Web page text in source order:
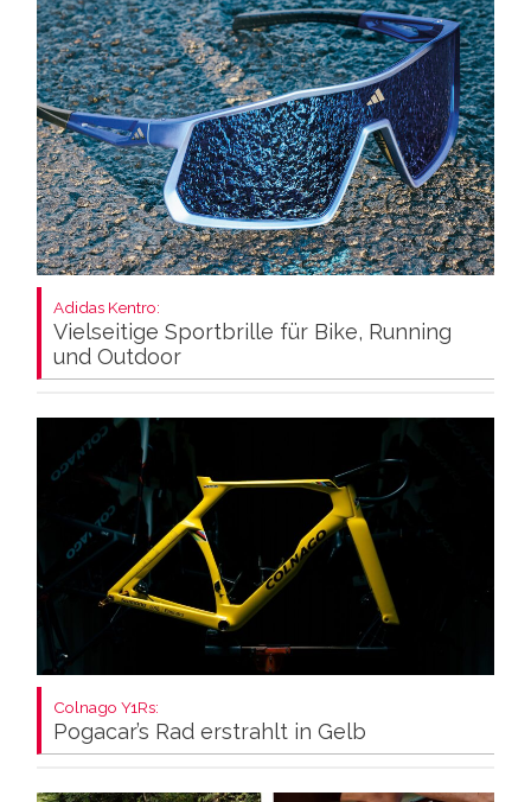
Adidas Kentro:
Vielseitige Sportbrille für Bike, Running
und Outdoor
Colnago Y1Rs:
Pogacar’s Rad erstrahlt in Gelb